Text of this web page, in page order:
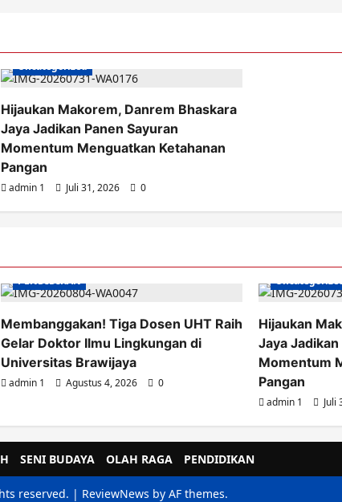
Uncategorized
Hijaukan Makorem, Danrem Bhaskara
Jaya Jadikan Panen Sayuran
Momentum Menguatkan Ketahanan
Pangan
admin 1 Juli 31, 2026 0
PENDIDIKAN
Membanggakan! Tiga Dosen UHT Raih
Gelar Doktor Ilmu Lingkungan di
Universitas Brawijaya
admin 1 Agustus 4, 2026 0
Hijaukan
Jaya
Momentum
Pangan
admin 1 Juli
SENI BUDAYA OLAH RAGA PENDIDIKAN
reserved. | ReviewNews by AF themes.